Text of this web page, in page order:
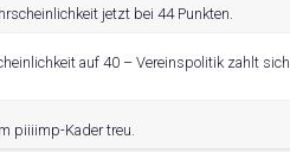
jetzt bei 44 Punkten.
auf 40 – Vereinspolitik zahlt sich
piiiimp-Kader treu.